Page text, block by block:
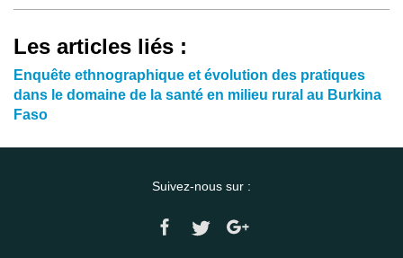
Les articles liés :
Enquête ethnographique et évolution des pratiques
dans le domaine de la santé en milieu rural au Burkina
Faso
Suivez-nous sur :